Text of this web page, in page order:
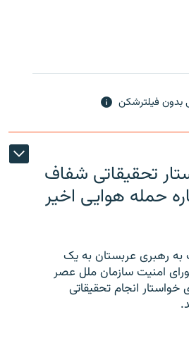
فیلترشکن
تحقیقاتی شفاف
حمله هوایی اخیر
به رهبری عربستان به یک
امنیت سازمان ملل عصر
انجام تحقیقاتی